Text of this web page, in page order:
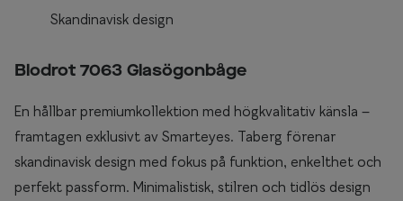
Skandinavisk design
Blodrot 7063 Glasögonbåge
En hållbar premiumkollektion med högkvalitativ känsla –
framtagen exklusivt av Smarteyes. Taberg förenar
skandinavisk design med fokus på funktion, enkelthet och
perfekt passform. Minimalistisk, stilren och tidlös design